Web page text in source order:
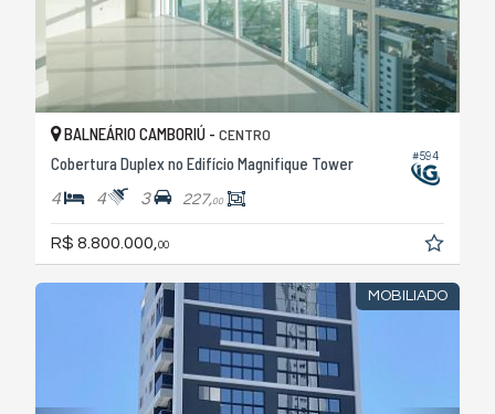
#594
BALNEÁRIO CAMBORIÚ - CENTRO
Cobertura Duplex no Edifício Magnifique Tower
4 4 3 227,00
R$ 8.800.000,00
MOBILIADO